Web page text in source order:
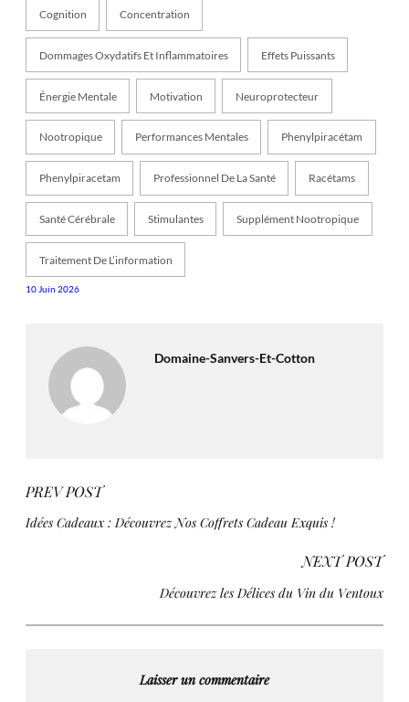
Cognition Concentration
Dommages Oxydatifs Et Inflammatoires Effets Puissants
Énergie Mentale Motivation Neuroprotecteur
Nootropique Performances Mentales Phenylpiracétam
Phenylpiracetam Professionnel De La Santé Racétams
Santé Cérébrale Stimulantes Supplément Nootropique
Traitement De L’information
10 Juin 2026
Domaine-Sanvers-Et-Cotton
PREV POST
Idées Cadeaux : Découvrez Nos Coffrets Cadeau Exquis !
NEXT POST
Découvrez les Délices du Vin du Ventoux
Laisser un commentaire